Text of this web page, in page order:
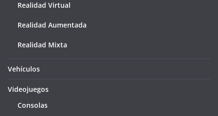
Realidad Virtual
Realidad Aumentada
Realidad Mixta
Vehículos
Videojuegos
Consolas